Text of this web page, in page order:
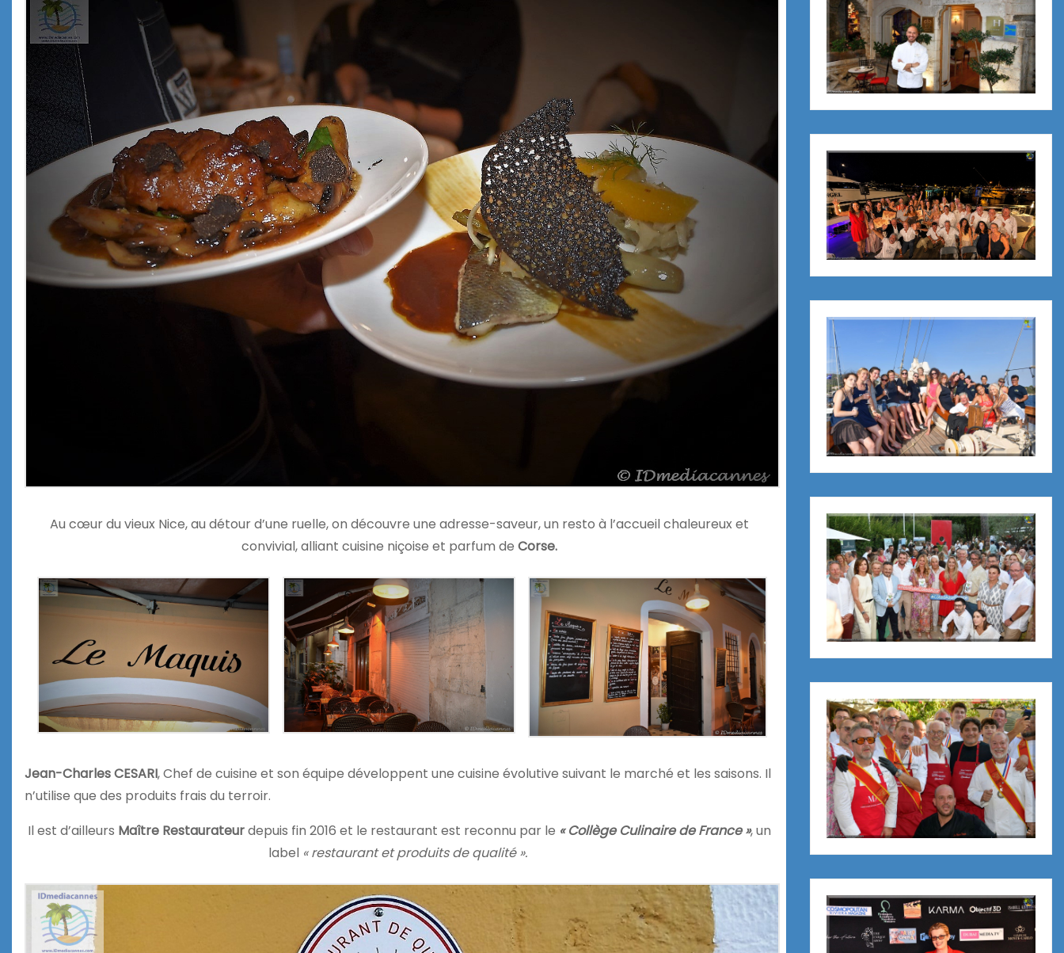
Au cœur du vieux Nice, au détour d’une ruelle, on découvre une adresse-saveur, un resto à l’accueil chaleureux et
convivial, alliant cuisine niçoise et parfum de Corse.
Jean-Charles CESARI, Chef de cuisine et son équipe développent une cuisine évolutive suivant le marché et les saisons. Il
n’utilise que des produits frais du terroir.
Il est d’ailleurs Maître Restaurateurdepuis fin 2016 et le restaurant est reconnu par le « Collège Culinaire de France », un
label « restaurant et produits de qualité ».